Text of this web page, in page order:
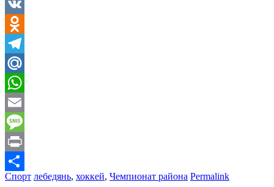
VK
Odnoklassniki
Telegram
Mail.Ru
WhatsApp
Email
Message
Print
Отправить
Спорт лебедянь, хоккей, Чемпионат района Permalink